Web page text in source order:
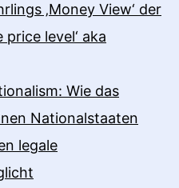
‚Money View‘ der
price level‘ aka
Wie das
Nationalstaaten
legale